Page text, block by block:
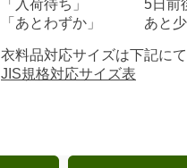
「入荷待ち」 5日前後
「あとわずか」 あと少
衣料品対応サイズは下記に
JIS規格対応サイズ表